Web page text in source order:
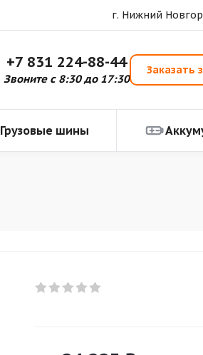
г. Нижний
+7 831 224-88-44
Звоните с 8:30 до 17:30
Заказать
Грузовые шины